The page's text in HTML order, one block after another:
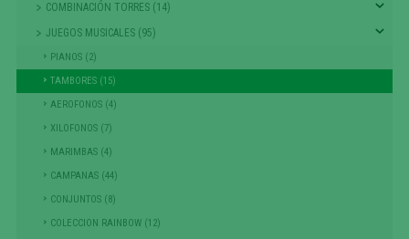
COMBINACIÓN TORRES (14)
JUEGOS MUSICALES (95)
PIANOS (2)
TAMBORES (15)
AEROFONOS (4)
XILOFONOS (7)
MARIMBAS (4)
CAMPANAS (44)
CONJUNTOS (8)
COLECCION RAINBOW (12)